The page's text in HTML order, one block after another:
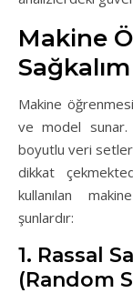
Makine
Makine
ve model
boyutlu veri
dikkat
kullanılan
şunlardır:
1. Rassal
(Random